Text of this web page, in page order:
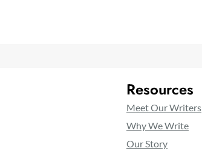
Resources
Meet Our Writers
Why We Write
Our Story